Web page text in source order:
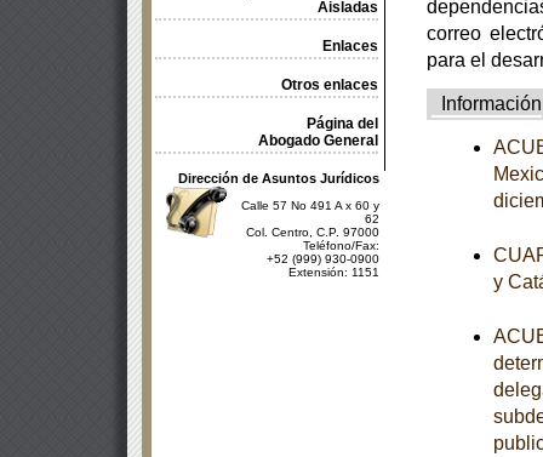
Aisladas
Enlaces
Otros enlaces
Página del
Abogado General
Dirección de Asuntos Jurídicos
Calle 57 No 491 A x 60 y
62
Col. Centro, C.P. 97000
Teléfono/Fax:
+52 (999) 930-0900
Extensión: 1151
correo
para el
Información
y